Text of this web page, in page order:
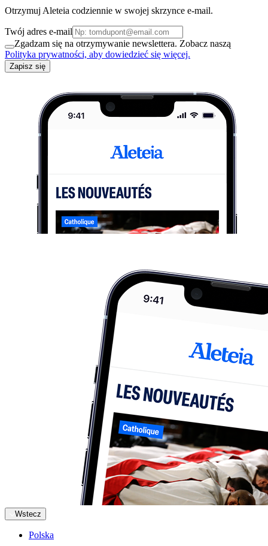
Otrzymuj Aleteia codziennie w swojej skrzynce e-mail.
Twój adres e-mail
Zgadzam się na otrzymywanie newslettera. Zobacz naszą
Polityka prywatności, aby dowiedzieć się więcej.
Zapisz się
Wstecz
Polska